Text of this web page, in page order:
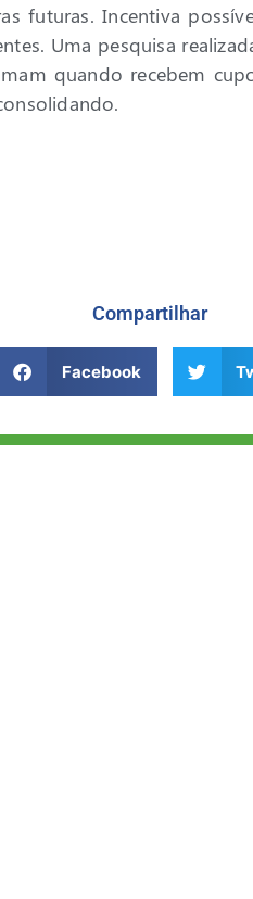
futuras. Incentiva
Uma pesquisa
quando recebem
Compartilhar
Facebook